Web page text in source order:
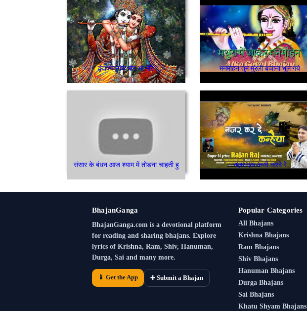
वृंदावन नाचे मोर ओ मोरे मनमोहन तुम मुरली बजाना भूल गये
संसार के बंधन आज श्याम में तोडना चाहती हु नज़र एक करदे करदे रे
BhajanGanga
BhajanGanga.com is a devotional platform
for reading and sharing bhajans. Explore
lyrics of Krishna, Ram, Shiv, Hanuman,
Durga, Sai and many more.
📱 Get the App ➕ Submit a Bhajan
Popular Categories
All Bhajans
Krishna Bhajans
Ram Bhajans
Shiv Bhajans
Hanuman Bhajans
Durga Bhajans
Sai Bhajans
Khatu Shyam Bhajans